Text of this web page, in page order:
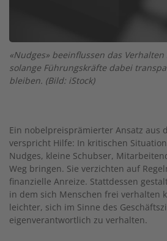
«Nudges» beeinflussen das
solange Führungskräfte dabei
bleiben. (Bild: iStock)
Ein nobelpreisprämierter Ansatz aus
verspricht Hilfe: In kritischen
Nudges, kleine Schubser,
Weg bringen. Sie verzichten auf
finanzielle Anreize. Stattdessen
in dem sich Menschen frei verhalten
leichter, sich im Sinne des
eigenverantwortlich zu verhalten.